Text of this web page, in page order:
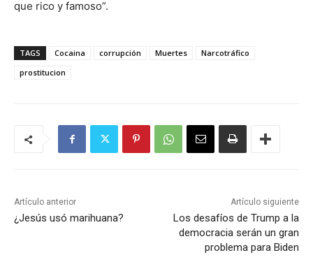
que rico y famoso”.
TAGS Cocaina corrupción Muertes
Narcotráfico
prostitucion
Artículo anterior
¿Jesús usó marihuana?
Artículo siguiente
Los desafíos de Trump a la
democracia serán un gran
problema para Biden